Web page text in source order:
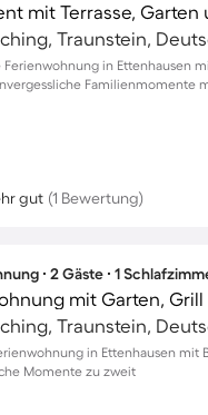
Traunstein,
in Ettenhausen
Familienmomente
gut (1 Bewertung)
∙ 2 Gäste ∙ 1
Traunstein,
in Ettenhausen mit
Momente zu zweit